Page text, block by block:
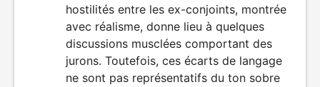
hostilités entre les ex-conjoints, montrée
avec réalisme, donne lieu à quelques
discussions musclées comportant des
jurons. Toutefois, ces écarts de langage
ne sont pas représentatifs du ton sobre